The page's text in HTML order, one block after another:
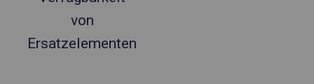
von
Ersatzelementen